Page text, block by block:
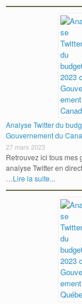
Analyse Twitter du
Gouvernement du
27 mars 2023
Retrouvez ici tous mes
analyse Twitter en
…Lire la suite...